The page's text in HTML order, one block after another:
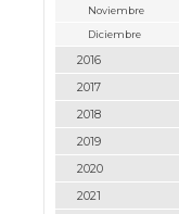
Noviembre
Diciembre
2016
2017
2018
2019
2020
2021